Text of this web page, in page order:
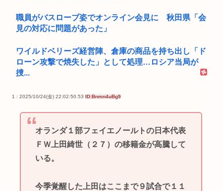
職員がバスローブ姿でオンライン会見に 秋田県「会
見の対応に問題があった」
ワイルドベリーズ経営陣、倉庫の商品を持ち出し「ド
ローン攻撃で焼失した」として処理…ロシア当局が
捜...
1 : 2025/10/24(金) 22:02:50.53 ID:Bnmn4uBg9
オランダ１部フェイエノールトの日本代表
ＦＷ上田綺世（２７）の移籍金が高騰して
いる。
今季覚醒した上田はここまで９試合で１１